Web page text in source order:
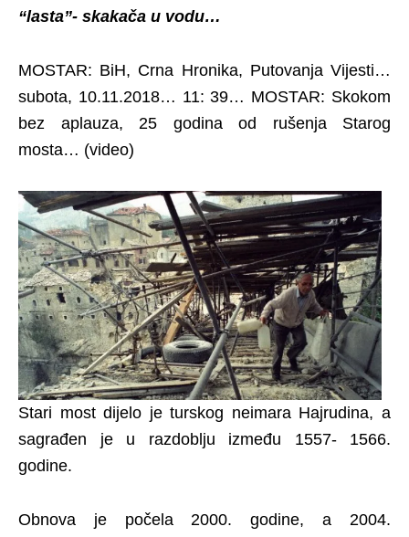
“lasta”- skakača u vodu…
MOSTAR: BiH, Crna Hronika, Putovanja Vijesti…
subota, 10.11.2018… 11: 39… MOSTAR: Skokom
bez aplauza, 25 godina od rušenja Starog
mosta… (video)
Stari most dijelo je turskog neimara Hajrudina, a
sagrađen je u razdoblju između 1557- 1566.
godine.
Obnova je počela 2000. godine, a 2004.